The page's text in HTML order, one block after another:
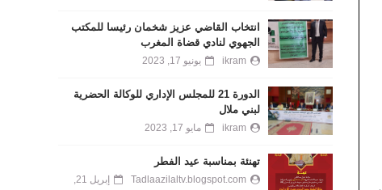
انتخاب القاضي عزيز شخمان رئيسا للمكتب
الجهوي لنادي قضاة المغرب
ikram يونيو 17, 2023
الدورة 21 للمجلس الإداري للوكالة الحضرية
لبني ملال
ikram مايو 17, 2023
تهنئة بمناسبة عيد الفطر
Tadlaazilaltv.blogspot.com
إبريل 21,